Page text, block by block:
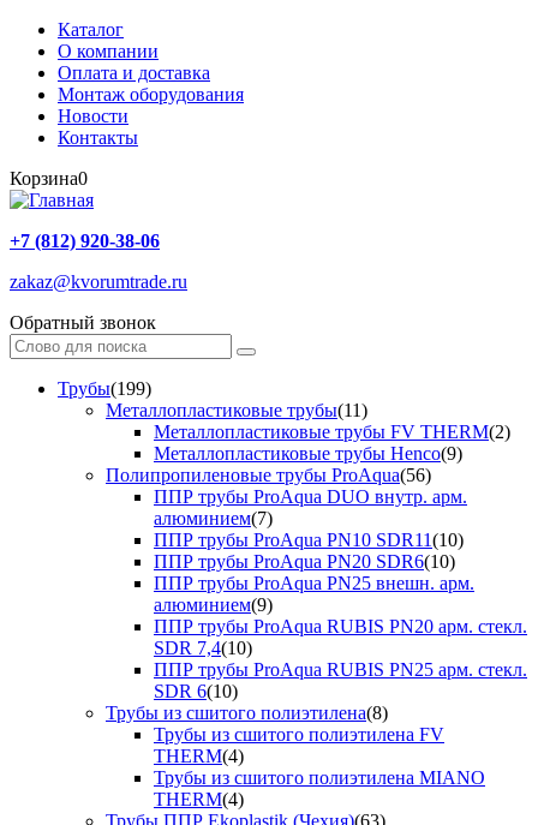
Каталог
О компании
Оплата и доставка
Монтаж оборудования
Новости
Контакты
Корзина0
+7 (812) 920-38-06
zakaz@kvorumtrade.ru
Обратный звонок
Трубы(199)
Металлопластиковые трубы(11)
Металлопластиковые трубы FV THERM(2)
Металлопластиковые трубы Henco(9)
Полипропиленовые трубы ProAqua(56)
ППР трубы ProAqua DUO внутр. арм.
алюминием(7)
ППР трубы ProAqua PN10 SDR11(10)
ППР трубы ProAqua PN20 SDR6(10)
ППР трубы ProAqua PN25 внешн. арм.
алюминием(9)
ППР трубы ProAqua RUBIS PN20 арм. стекл.
SDR 7,4(10)
ППР трубы ProAqua RUBIS PN25 арм. стекл.
SDR 6(10)
Трубы из сшитого полиэтилена(8)
Трубы из сшитого полиэтилена FV
THERM(4)
Трубы из сшитого полиэтилена MIANO
THERM(4)
Трубы ППР Ekoplastik (Чехия)(63)